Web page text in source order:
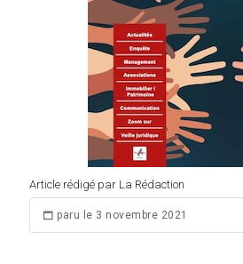
Article rédigé par La Rédaction
paru le 3 novembre 2021